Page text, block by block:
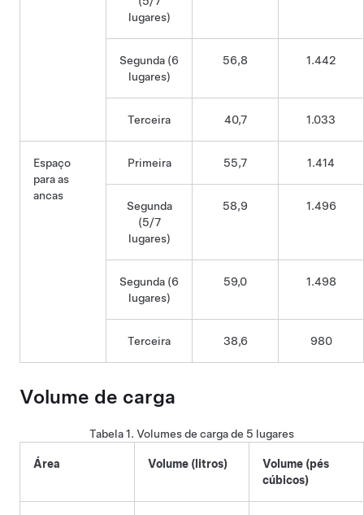
lugares)
Segunda (6
lugares)
56,8 1.442
Terceira 40,7 1.033
Espaço
para as
ancas
Primeira 55,7 1.414
Segunda
(5/7
lugares)
58,9 1.496
Segunda (6
lugares)
59,0 1.498
Terceira 38,6 980
Volume de carga
Tabela 1. Volumes de carga de 5 lugares
Área Volume (litros)
Volume (pés
cúbicos)